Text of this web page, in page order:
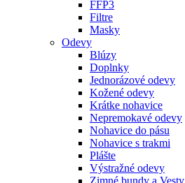
FFP3
Filtre
Masky
Odevy
Blúzy
Doplnky
Jednorázové odevy
Kožené odevy
Krátke nohavice
Nepremokavé odevy
Nohavice do pásu
Nohavice s trakmi
Plášte
Výstražné odevy
Zimné bundy a Vesty